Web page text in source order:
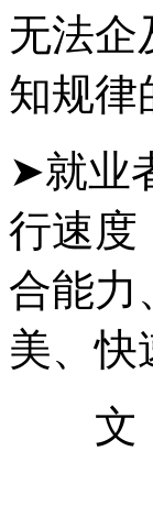
无法企
知规律
➤就业
行速度
合能力
美、快
文 |